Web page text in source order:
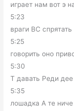
играет нам вот э
5:23
враги ВС
5:25
говорить оно
5:30
Т давать Реди
5:35
лошадка А те ниче